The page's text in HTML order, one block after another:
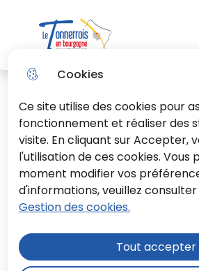
Cookies
Ce site utilise des cookies pour
fonctionnement et réaliser des
visite. En cliquant sur Accepter,
l'utilisation de ces cookies. Vous
moment modifier vos
d'informations, veuillez
Gestion des cookies.
Tout accepter
au
menu
Aller à la
recherche
Menu
Enseignement
ou vocal